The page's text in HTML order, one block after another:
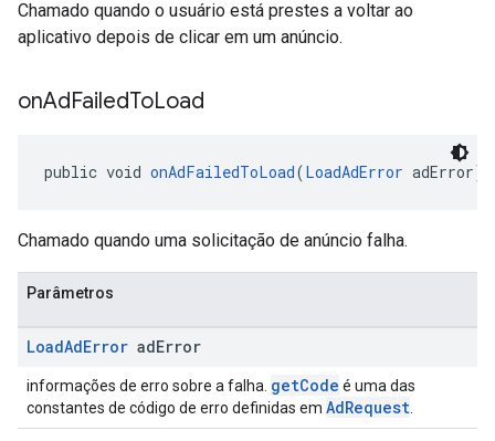
Chamado quando o usuário está prestes a voltar ao
aplicativo depois de clicar em um anúncio.
onAdFailedToLoad
public void onAdFailedToLoad(LoadAdError adError)
Chamado quando uma solicitação de anúncio falha.
Parâmetros
LoadAdError adError
informações de erro sobre a falha. getCode é uma das
constantes de código de erro definidas em AdRequest